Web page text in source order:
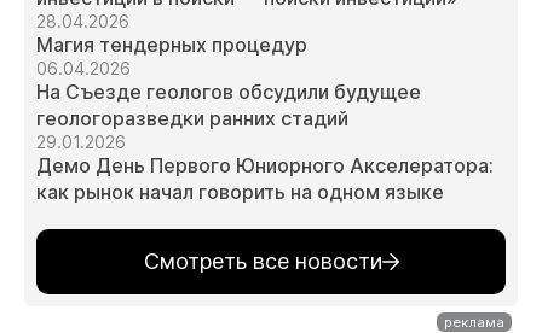
28.04.2026
Магия тендерных процедур
06.04.2026
На Съезде геологов обсудили будущее
геологоразведки ранних стадий
29.01.2026
Демо День Первого Юниорного Акселератора:
как рынок начал говорить на одном языке
Смотреть все новости